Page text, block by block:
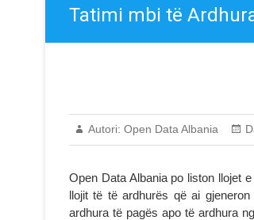
Tatimi mbi të
Autori: Open Data Albania
Open Data Albania po liston llojet
llojit të të ardhurës që ai
ardhura të pagës apo të ardhura